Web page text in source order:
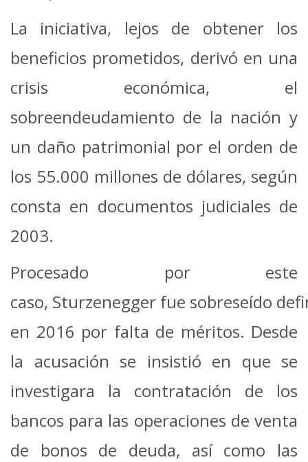
La iniciativa, lejos de obtener los
beneficios prometidos, derivó en una
crisis económica, el
sobreendeudamiento de la nación y
un daño patrimonial por el orden de
los 55.000 millones de dólares, según
consta en documentos judiciales de
2003.
Procesado por este
caso, Sturzenegger fue sobreseído
en 2016 por falta de méritos. Desde
la acusación se insistió en que se
investigara la contratación de los
bancos para las operaciones de venta
de bonos de deuda, así como las